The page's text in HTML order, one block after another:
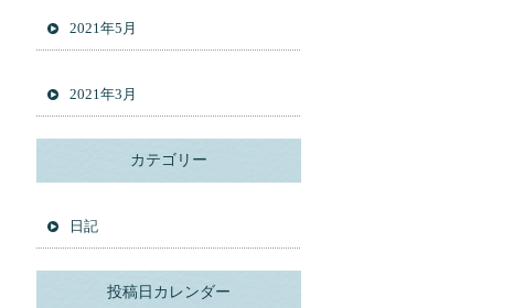
2021年5月
2021年3月
カテゴリー
日記
投稿日カレンダー